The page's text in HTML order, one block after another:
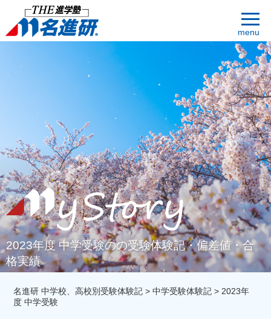
menu
2023年度 中学受験のの受験体験記・偏差値・合
格実績
名進研 中学校、高校別受験体験記 >中学受験体験記 > 2023年
度 中学受験